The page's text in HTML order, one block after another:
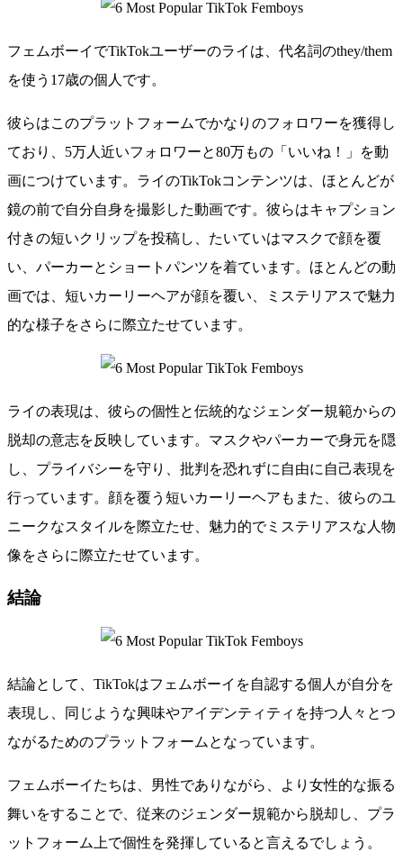
フェムボーイでTikTokユーザーのライは、代名詞のthey/them
を使う17歳の個人です。
彼らはこのプラットフォームでかなりのフォロワーを獲得し
ており、5万人近いフォロワーと80万もの「いいね！」を動
画につけています。ライのTikTokコンテンツは、ほとんどが
鏡の前で自分自身を撮影した動画です。彼らはキャプション
付きの短いクリップを投稿し、たいていはマスクで顔を覆
い、パーカーとショートパンツを着ています。ほとんどの動
画では、短いカーリーヘアが顔を覆い、ミステリアスで魅力
的な様子をさらに際立たせています。
ライの表現は、彼らの個性と伝統的なジェンダー規範からの
脱却の意志を反映しています。マスクやパーカーで身元を隠
し、プライバシーを守り、批判を恐れずに自由に自己表現を
行っています。顔を覆う短いカーリーヘアもまた、彼らのユ
ニークなスタイルを際立たせ、魅力的でミステリアスな人物
像をさらに際立たせています。
結論
結論として、TikTokはフェムボーイを自認する個人が自分を
表現し、同じような興味やアイデンティティを持つ人々とつ
ながるためのプラットフォームとなっています。
フェムボーイたちは、男性でありながら、より女性的な振る
舞いをすることで、従来のジェンダー規範から脱却し、プラ
ットフォーム上で個性を発揮していると言えるでしょう。